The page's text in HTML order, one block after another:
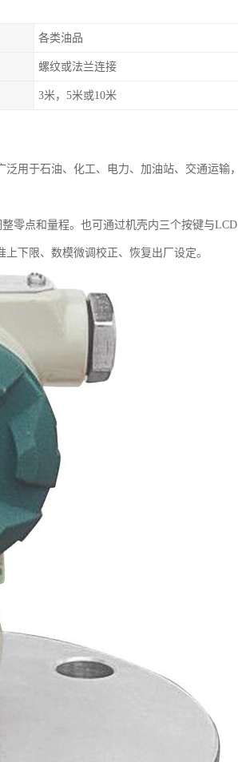
各类油品
螺纹或法兰连接
3米，5米或10米
用于石油、化工、电力、加油站、交通运输，
零点和量程。也可通过机壳内三个按键与LCD
下限、数模微调校正、恢复出厂设定。